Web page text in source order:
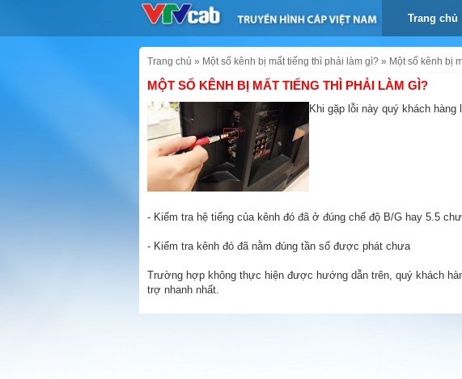
Trang chủ
Trang chủ » Một số kênh bị mất tiếng thì phải làm gì? » Một số kênh bị
MỘT SỐ KÊNH BỊ MẤT TIẾNG THÌ PHẢI LÀM GÌ?
Khi gặp lỗi này quý khách
- Kiểm tra hệ tiếng của kênh đó đã ở đúng chế độ B/G hay 5.5
- Kiểm tra kênh đó đã nằm đúng tần số được phát chưa
Trường hợp không thực hiện được hướng dẫn trên, quý khách
trợ nhanh nhất.